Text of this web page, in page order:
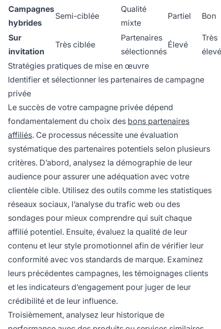
Campagnes
hybrides
Semi-ciblée
Qualité
mixte
Partiel Bon
Sur
invitation
Très ciblée
Partenaires
sélectionnés
Élevé
Très
élevé
Stratégies pratiques de mise en œuvre
Identifier et sélectionner les partenaires de campagne
privée
Le succès de votre campagne privée dépend
fondamentalement du choix des bons partenaires
affiliés. Ce processus nécessite une évaluation
systématique des partenaires potentiels selon plusieurs
critères. D’abord, analysez la démographie de leur
audience pour assurer une adéquation avec votre
clientèle cible. Utilisez des outils comme les statistiques
réseaux sociaux, l’analyse du trafic web ou des
sondages pour mieux comprendre qui suit chaque
affilié potentiel. Ensuite, évaluez la qualité de leur
contenu et leur style promotionnel afin de vérifier leur
conformité avec vos standards de marque. Examinez
leurs précédentes campagnes, les témoignages clients
et les indicateurs d’engagement pour juger de leur
crédibilité et de leur influence.
Troisièmement, analysez leur historique de